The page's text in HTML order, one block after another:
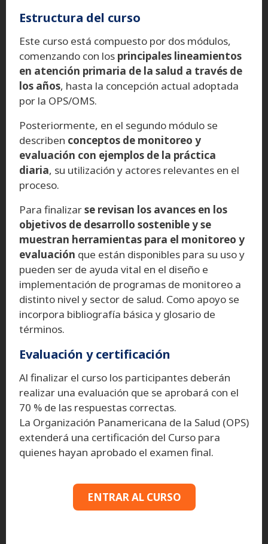
Estructura del curso
Este curso está compuesto por dos módulos,
comenzando con los principales lineamientos
en atención primaria de la salud a través de
los años, hasta la concepción actual adoptada
por la OPS/OMS.
Posteriormente, en el segundo módulo se
describen conceptos de monitoreo y
evaluación con ejemplos de la práctica
diaria, su utilización y actores relevantes en el
proceso.
Para finalizarse revisan los avances en los
objetivos de desarrollo sostenible y se
muestran herramientas para el monitoreo y
evaluación que están disponibles para su uso y
pueden ser de ayuda vital en el diseño e
implementación de programas de monitoreo a
distinto nivel y sector de salud. Como apoyo se
incorpora bibliografía básica y glosario de
términos.
Evaluación y certificación
Al finalizar el curso los participantes deberán
realizar una evaluación que se aprobará con el
70 % de las respuestas correctas.
La Organización Panamericana de la Salud (OPS)
extenderá una certificación del Curso para
quienes hayan aprobado el examen final.
ENTRAR AL CURSO